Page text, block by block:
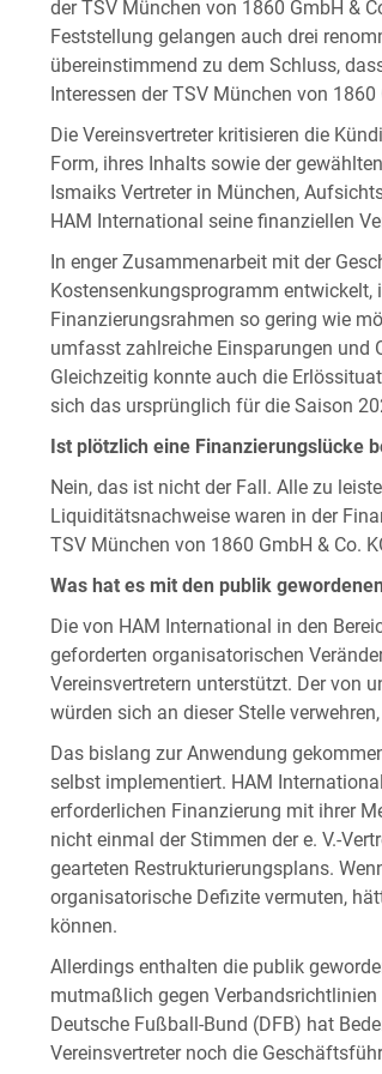
der TSV München von 1860 GmbH &
Feststellung gelangen auch drei
übereinstimmend zu dem Schluss,
Interessen der TSV München von
Die Vereinsvertreter kritisieren die
Form, ihres Inhalts sowie der
Ismaiks Vertreter in München,
HAM International seine finanziellen
In enger Zusammenarbeit mit der
Kostensenkungsprogramm
Finanzierungsrahmen so gering wie
umfasst zahlreiche Einsparungen und
Gleichzeitig konnte auch die
sich das ursprünglich für die Saison
Ist plötzlich eine Finanzierungslücke
Nein, das ist nicht der Fall. Alle zu
Liquiditätsnachweise waren in der
TSV München von 1860 GmbH & Co.
Was hat es mit den publik
Die von HAM International in den
geforderten organisatorischen
Vereinsvertretern unterstützt. Der von
würden sich an dieser Stelle
Das bislang zur Anwendung
selbst implementiert. HAM
erforderlichen Finanzierung mit ihrer
nicht einmal der Stimmen der e. V.-
gearteten Restrukturierungsplans.
organisatorische Defizite vermuten,
können.
Allerdings enthalten die publik
mutmaßlich gegen Verbandsrichtlinien
Deutsche Fußball-Bund (DFB) hat
Vereinsvertreter noch die